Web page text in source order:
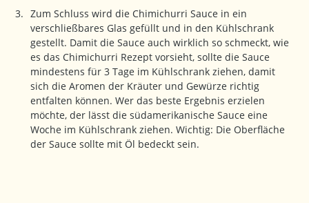
Zum Schluss wird die Chimichurri Sauce in ein
verschließbares Glas gefüllt und in den Kühlschrank
gestellt. Damit die Sauce auch wirklich so schmeckt, wie
es das Chimichurri Rezept vorsieht, sollte die Sauce
mindestens für 3 Tage im Kühlschrank ziehen, damit
sich die Aromen der Kräuter und Gewürze richtig
entfalten können. Wer das beste Ergebnis erzielen
möchte, der lässt die südamerikanische Sauce eine
Woche im Kühlschrank ziehen. Wichtig: Die Oberfläche
der Sauce sollte mit Öl bedeckt sein.